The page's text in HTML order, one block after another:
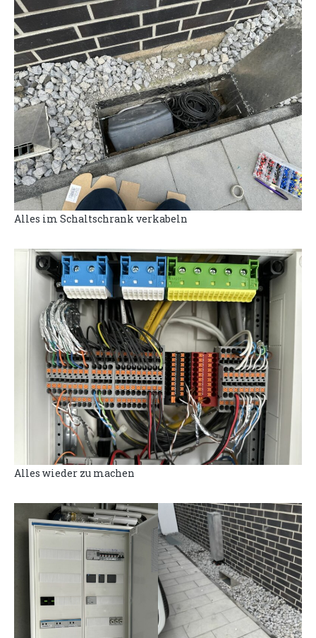
Alles im Schaltschrank verkabeln
Alles wieder zu machen